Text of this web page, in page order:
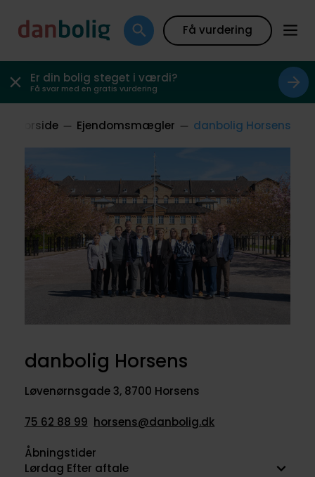
Få vurdering
Er din bolig steget i værdi?
Få svar med en gratis vurdering
Forside Ejendomsmægler danbolig Horsens
danbolig Horsens
Løvenørnsgade 3, 8700 Horsens
75 62 88 99 horsens@danbolig.dk
Åbningstider
Lørdag Efter aftale